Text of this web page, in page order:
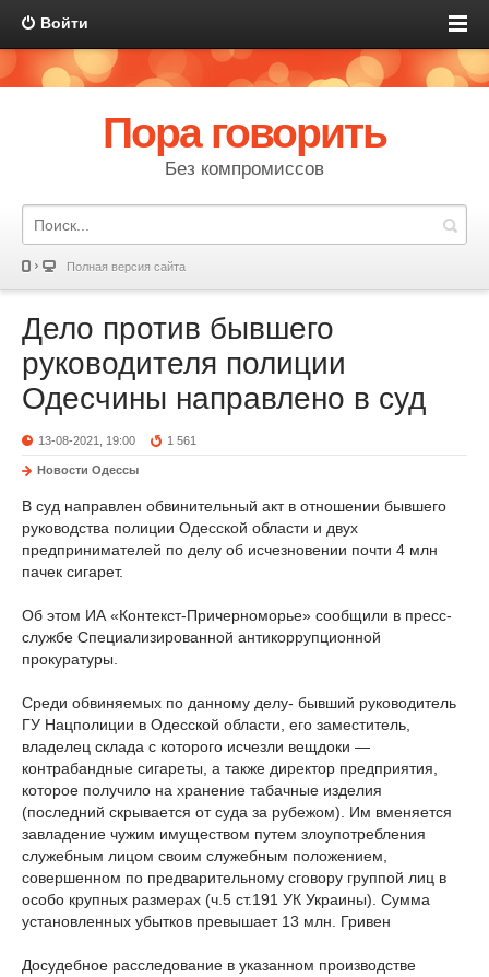
Войти
Пора говорить
Без компромиссов
Полная версия сайта
Дело против бывшего
руководителя полиции
Одесчины направлено в суд
13-08-2021, 19:00 1 561
Новости Одессы
В суд направлен обвинительный акт в отношении бывшего
руководства полиции Одесской области и двух
предпринимателей по делу об исчезновении почти 4 млн
пачек сигарет.
Об этом ИА «Контекст-Причерноморье» сообщили в пресс-
службе Специализированной антикоррупционной
прокуратуры.
Среди обвиняемых по данному делу- бывший руководитель
ГУ Нацполиции в Одесской области, его заместитель,
владелец склада с которого исчезли вещдоки —
контрабандные сигареты, а также директор предприятия,
которое получило на хранение табачные изделия
(последний скрывается от суда за рубежом). Им вменяется
завладение чужим имуществом путем злоупотребления
служебным лицом своим служебным положением,
совершенном по предварительному сговору группой лиц в
особо крупных размерах (ч.5 ст.191 УК Украины). Сумма
установленных убытков превышает 13 млн. Гривен
Досудебное расследование в указанном производстве